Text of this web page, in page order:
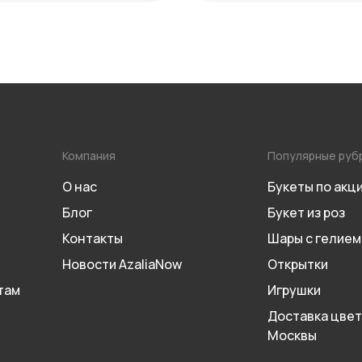
Компания
О нас
Блог
Контакты
Новости AzaliaNow
Популярные
Букеты по
Букет из роз
Шары с гелием
Открытки
Игрушки
Доставка
Москвы